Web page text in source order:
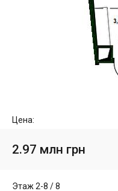
Цена:
2.97 млн грн
Этаж 2-8 / 8